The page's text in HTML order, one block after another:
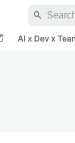
search
AI x Dev x